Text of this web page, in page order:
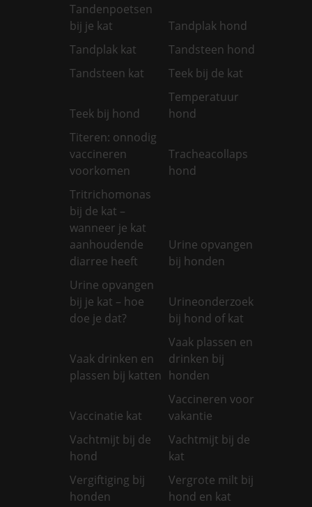
Tandenpoetsen
bij je kat
Tandplak hond
Tandplak kat
Tandsteen hond
Tandsteen kat
Teek bij de kat
Teek bij hond
Temperatuur
hond
Titeren: onnodig
vaccineren
voorkomen
Tracheacollaps
hond
Tritrichomonas
bij de kat –
wanneer je kat
aanhoudende
diarree heeft
Urine opvangen
bij honden
Urine opvangen
bij je kat – hoe
doe je dat?
Urineonderzoek
bij hond of kat
Vaak drinken en
plassen bij katten
Vaak plassen en
drinken bij
honden
Vaccinatie kat
Vaccineren voor
vakantie
Vachtmijt bij de
hond
Vachtmijt bij de
kat
Vergiftiging bij
honden
Vergrote milt bij
hond en kat